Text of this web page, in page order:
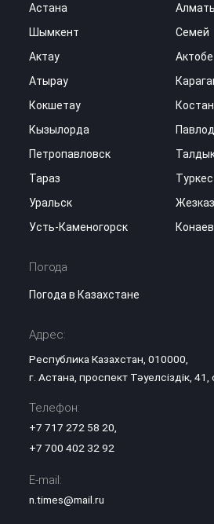
Астана
Шымкент
Семей
Актау
Актобе
Атырау
Кокшетау
Кызылорда
Петропавловск
Тараз
Уральск
Усть-Каменогорск
Конаев
Погода
Погода в Казахстане
Адрес:
Республика Казахстан, 010000,
г. Астана, проспект Тәуелсіздік,
Телефон:
+7 717 272 58 20
+7 700 402 32 92
E-mail:
n.times@mail.ru